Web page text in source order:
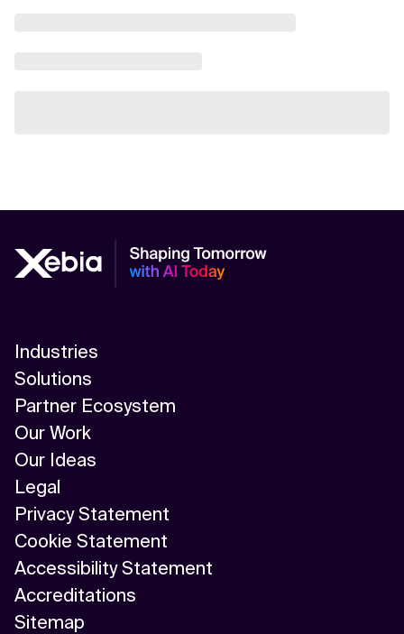
Industries
Solutions
Partner Ecosystem
Our Work
Our Ideas
Legal
Privacy Statement
Cookie Statement
Accessibility Statement
Accreditations
Sitemap